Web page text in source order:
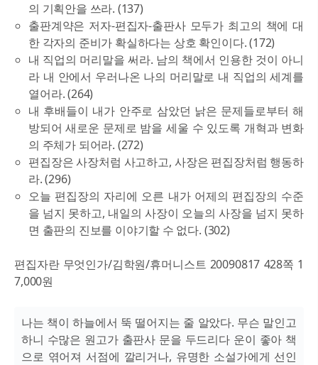
의 기획안을 쓰라. (137)
출판계약은 저자-편집자-출판사 모두가 최고의 책에 대
한 각자의 준비가 확실하다는 상호 확인이다. (172)
내 직업의 머리말을 써라. 남의 책에서 인용한 것이 아니
라 내 안에서 우러나온 나의 머리말로 내 직업의 세계를
열어라. (264)
내 후배들이 내가 안주로 삼았던 낡은 문제들로부터 해
방되어 새로운 문제로 밤을 세울 수 있도록 개혁과 변화
의 주체가 되어라. (272)
편집장은 사장처럼 사고하고, 사장은 편집장처럼 행동하
라. (296)
오늘 편집장의 자리에 오른 내가 어제의 편집장의 수준
을 넘지 못하고, 내일의 사장이 오늘의 사장을 넘지 못하
면 출판의 진보를 이야기할 수 없다. (302)
편집자란 무엇인가/김학원/휴머니스트 20090817 428쪽 1
7,000원
나는 책이 하늘에서 뚝 떨어지는 줄 알았다. 무슨 말인고
하니 수많은 원고가 출판사 문을 두드리다 운이 좋아 책
으로 엮어져 서점에 깔리거나, 유명한 소설가에게 선인